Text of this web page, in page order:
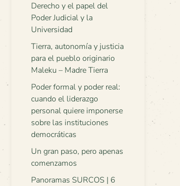
Derecho y el papel del
Poder Judicial y la
Universidad
Tierra, autonomía y justicia
para el pueblo originario
Maleku – Madre Tierra
Poder formal y poder real:
cuando el liderazgo
personal quiere imponerse
sobre las instituciones
democráticas
Un gran paso, pero apenas
comenzamos
Panoramas SURCOS | 6